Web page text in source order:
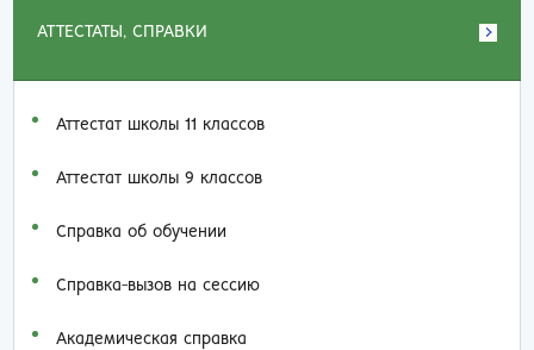
АТТЕСТАТЫ, СПРАВКИ
Аттестат школы 11 классов
Аттестат школы 9 классов
Справка об обучении
Справка-вызов на сессию
Академическая справка